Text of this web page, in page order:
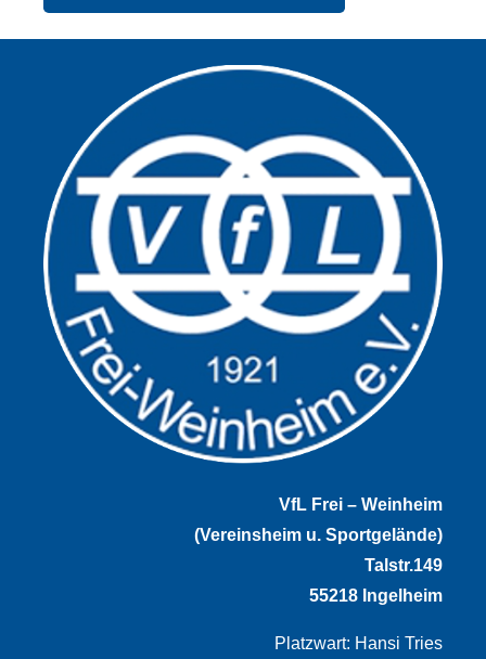
VfL Frei – Weinheim
(Vereinsheim u. Sportgelände)
Talstr.149
55218 Ingelheim
Platzwart: Hansi Tries